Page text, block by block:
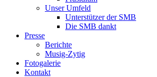
Unser Umfeld
Unterstützer der SMB
Die SMB dankt
Presse
Berichte
Musig-Zytig
Fotogalerie
Kontakt